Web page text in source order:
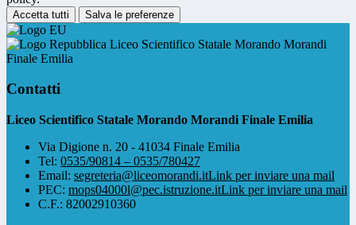
Accetta tutti Salva le preferenze
Liceo Scientifico Statale Morando Morandi
Finale Emilia
Contatti
Liceo Scientifico Statale Morando Morandi Finale Emilia
Via Digione n. 20 - 41034 Finale Emilia
Tel: 0535/90814 – 0535/780427
Email: segreteria@liceomorandi.itLink per inviare una mail
PEC: mops04000l@pec.istruzione.itLink per inviare una mail
C.F.: 82002910360